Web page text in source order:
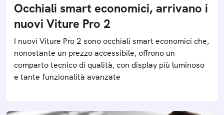
Occhiali smart economici, arrivano i
nuovi Viture Pro 2
I nuovi Viture Pro 2 sono occhiali smart economici che,
nonostante un prezzo accessibile, offrono un
comparto tecnico di qualità, con display più luminoso
e tante funzionalità avanzate